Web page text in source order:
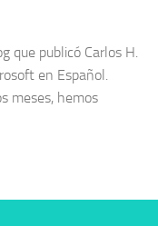
que publicó Carlos H.
en Español.
meses, hemos